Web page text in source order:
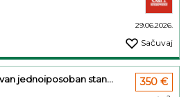
29.06.2026.
Sačuvaj
jednoiposoban stan... 350 €